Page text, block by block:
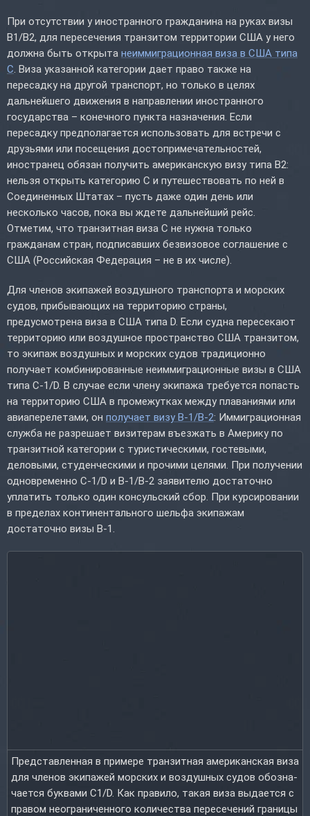
При отсутствии у иностранного гражданина на руках визы
B1/B2, для пересечения транзитом территории США у него
должна быть открыта неиммиграционная виза в США типа
С . Виза указанной категории дает право также на
пересадку на другой транспорт, но только в целях
дальнейшего движения в направлении иностранного
государства – конечного пункта назначения. Если
пересадку предполагается использовать для встречи с
друзьями или посещения достопримечательностей,
иностранец обязан получить американскую визу типа В2:
нельзя открыть категорию С и путешествовать по ней в
Соединенных Штатах – пусть даже один день или
несколько часов, пока вы ждете дальнейший рейс.
Отметим, что транзитная виза С не нужна только
гражданам стран, подписавших безвизовое соглашение с
США (Российская Федерация – не в их числе).
Для членов экипажей воздушного транспорта и морских
судов, прибывающих на территорию страны,
предусмотрена виза в США типа D. Если судна пересекают
территорию или воздушное пространство США транзитом,
то экипаж воздушных и морских судов традиционно
получает комбинированные неиммиграционные визы в США
типа C-1/D. В случае если члену экипажа требуется попасть
на территорию США в промежутках между плаваниями или
авиаперелетами, он получает визу B-1/B-2: Иммиграционная
служба не разрешает визитерам въезжать в Америку по
транзитной категории с туристическими, гостевыми,
деловыми, студенческими и прочими целями. При получении
одновременно C-1/D и B-1/B-2 заявителю достаточно
уплатить только один консульский сбор. При курсировании
в пределах континентального шельфа экипажам
достаточно визы B-1.
Представленная в примере транзитная американская виза
для членов экипажей морских и воздушных судов обоз­на­
чается буквами C1/D. Как правило, такая виза выдается с
правом неограниченного количества пересечений границы